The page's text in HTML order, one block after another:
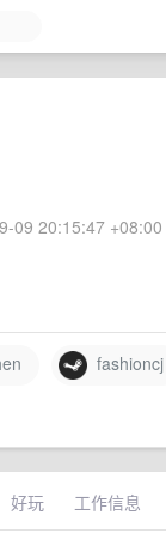
09 20:15:47 +08:00
fashioncj
好玩 工作信息